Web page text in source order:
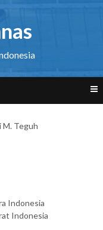
M. Teguh
Indonesia
Indonesia